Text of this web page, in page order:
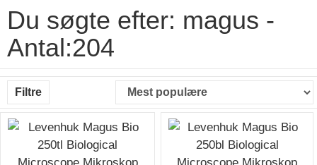
Du søgte efter: magus -
Antal:204
Filtre